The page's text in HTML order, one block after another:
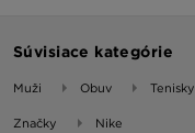
Súvisiace kategórie
Muži Obuv Tenisky
Značky Nike